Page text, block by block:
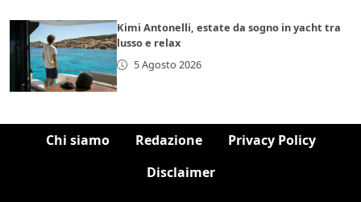
Kimi Antonelli, estate da sogno in yacht tra
lusso e relax
5 Agosto 2026
Chi siamo Redazione
Privacy Policy
Disclaimer